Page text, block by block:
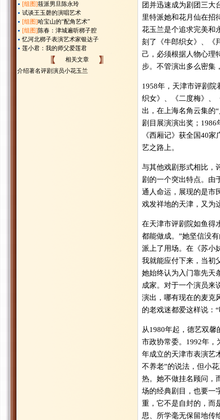
[组图]筱派男旦陈永玲
试谈王玉磬的演唱艺术
[组图]哈宝山的“配角艺术”
[组图]陈春：津城遍听梆子腔
忆河北梆子表演艺术家银达子
莲小君：我的师父爱莲君
相关文章
介绍著名评剧演员小花玉兰
团并迅速成为剧团三大
里特派她和花月仙在招
花玉兰是个追求完美和
刻了《牛郎织女》、《
己，必须根据人物心理
步。不管演出多么密集
1958年，天津市评剧
织女》、《二度梅》、
出，在上海名角云集的
剧目展演演出奖；
《西厢记》获全国40
艺之路上。
与其他戏剧形式相比，
剧的一个突出特点。由
通人命运，展现的是市
戏发祥地的天津，又为
在天津市评剧院如鱼得
都能做成。”她坚信没
派上了用场。在《苏小
我就能应付下来，当初
她始终认为入门靠先天
成家。对于一个演员来
演出，哪有现在的麦克
的老戏迷都爱这样说：
从1980年起，德艺双
市政协常委。1992年，
年成立的天津市表演艺
不养老”的说法，但小
热。她不做挂名顾问，
场的经典剧目，也要一
重，它不是自封的，而
思、所学毫无保留地传